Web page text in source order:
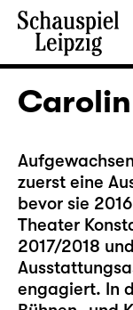
zuerst eine
bevor sie
Theater
2017/2018
engagiert. In